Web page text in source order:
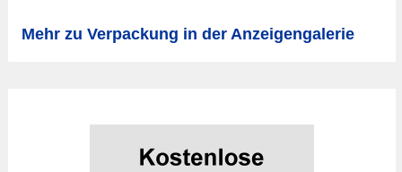
Mehr zu Verpackung in der Anzeigengalerie